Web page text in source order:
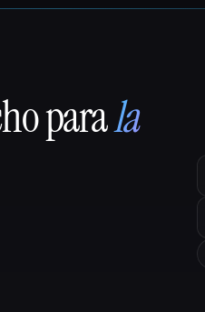
parala